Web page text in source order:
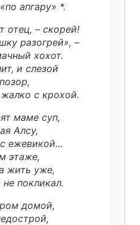
апгару» *.
отец, – скорей!
разогрей», –
хохот.
и слезой
с крохой.
маме суп,
Алсу,
ежевикой…
этаже,
жить уже,
покликал.
домой,